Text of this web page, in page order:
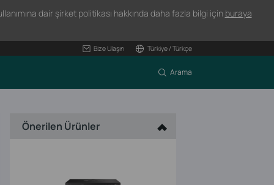
dair şirket politikası hakkında daha fazla bilgi için buraya
Bize Ulaşın Türkiye / Türkçe
Arama
Önerilen Ürünler